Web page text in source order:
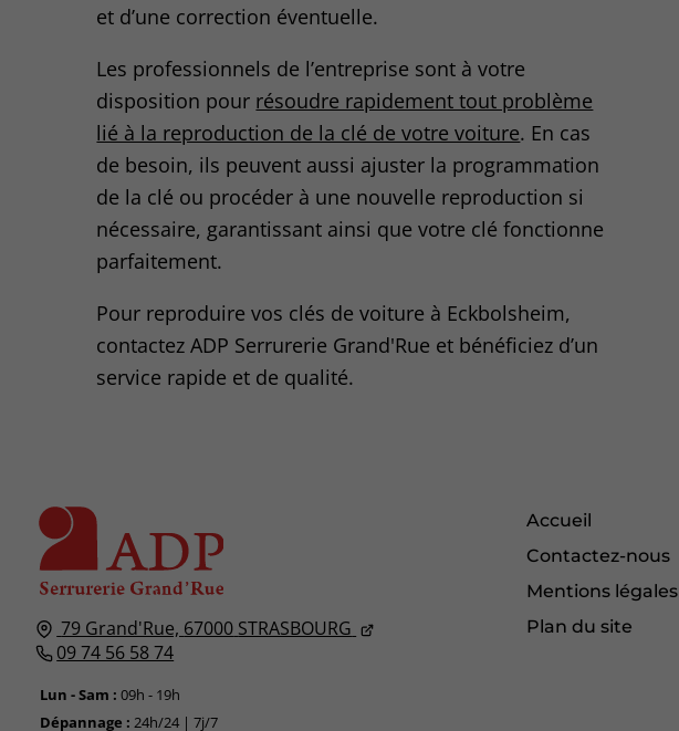
et d’une correction éventuelle.
Les professionnels de l’entreprise sont à votre
disposition pour résoudre rapidement tout problème
lié à la reproduction de la clé de votre voiture. En cas
de besoin, ils peuvent aussi ajuster la programmation
de la clé ou procéder à une nouvelle reproduction si
nécessaire, garantissant ainsi que votre clé fonctionne
parfaitement.
Pour reproduire vos clés de voiture à Eckbolsheim,
contactez ADP Serrurerie Grand'Rue et bénéficiez d’un
service rapide et de qualité.
79 Grand'Rue, 67000 STRASBOURG
09 74 56 58 74
Lun - Sam :09h - 19h
Dépannage :24h/24 | 7j/7
Accueil
Contactez-nous
Mentions légales
Plan du site